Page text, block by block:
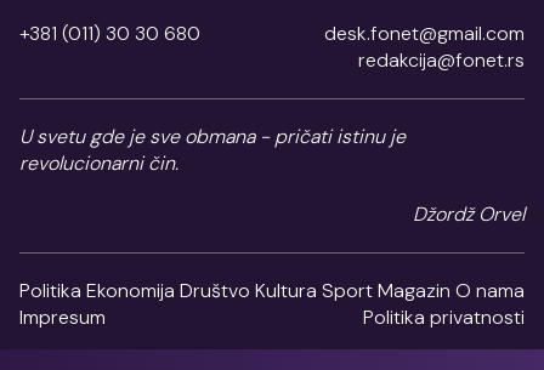
+381 (011) 30 30 680
desk.fonet@gmail.com
redakcija@fonet.rs
U svetu gde je sve obmana - pričati istinu je
revolucionarni čin.
Džordž Orvel
Politika Ekonomija Društvo Kultura SportMagazin O nama
Impresum
Politika privatnosti